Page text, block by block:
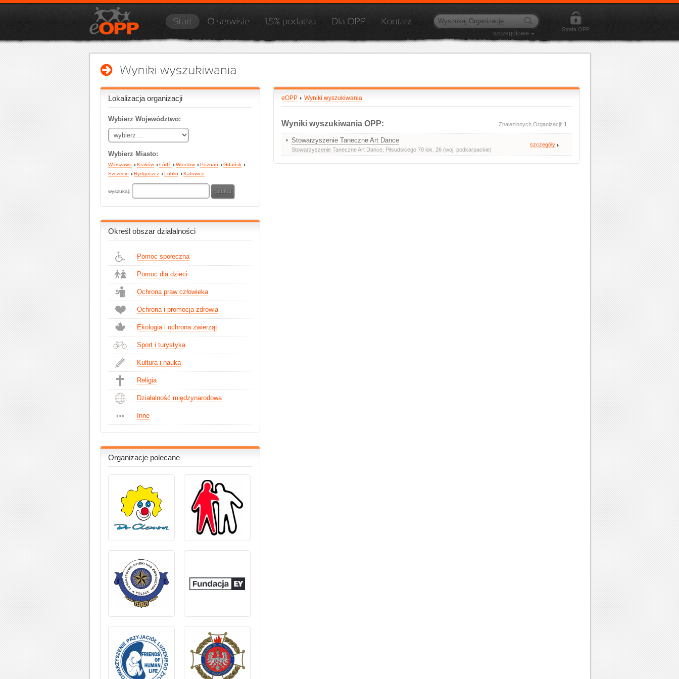
szczegółowe
Strefa OPP
Lokalizacja organizacji
Wybierz Województwo:
Wybierz Miasto:
Warszawa Kraków Łódź Wrocław Poznań
Gdańsk
Szczecin
Bydgoszcz Lublin Katowice
wyszukaj:
Określ obszar działalności
Pomoc społeczna
Pomoc dla dzieci
Ochrona praw człowieka
Ochrona i promocja zdrowia
Ekologia i ochrona zwierząt
Sport i turystyka
Kultura i nauka
Religia
Działalność międzynarodowa
Inne
Organizacje polecane
eOPP Wyniki wyszukiwania
Znalezionych Organizacji: 1
Wyniki wyszukiwania OPP:
Stowarzyszenie Taneczne Art Dance
Stowarzyszenie Taneczne Art Dance Piłsudskiego 70 lok. 26 (woj. podkarpackie)
szczegóły